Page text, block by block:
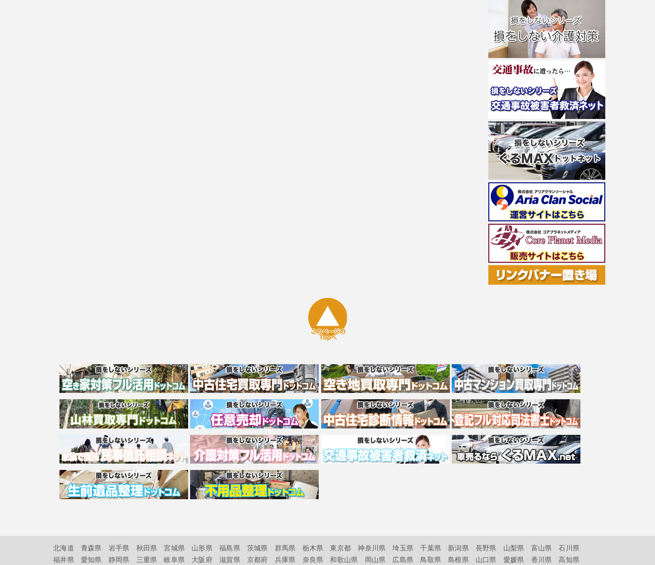
北海道 青森県 岩手県 秋田県 宮城県 山形県 福島県 茨城県 群馬県 栃木県 東京都 神奈川県 埼玉県 千葉県 新潟県 長野県 山梨県 富山県
石川県
福井県
愛知県 静岡県 三重県 岐阜県 大阪府 滋賀県 京都府 兵庫県 奈良県 和歌山県 岡山県 広島県 鳥取県 島根県 山口県 愛媛県 香川県 高知県